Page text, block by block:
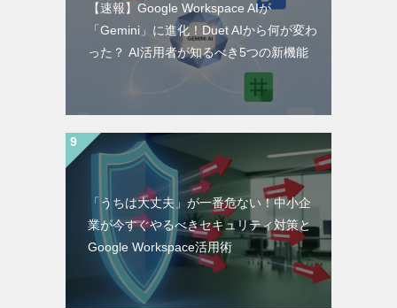
【速報】Google Workspace AIが
「Gemini」に進化！Duet AIから何が変わ
った？ AI活用者が知るべき5つの新機能
「うちは大丈夫」が一番危ない！中小企
業が今すぐやるべきセキュリティ対策と
Google Workspace活用術